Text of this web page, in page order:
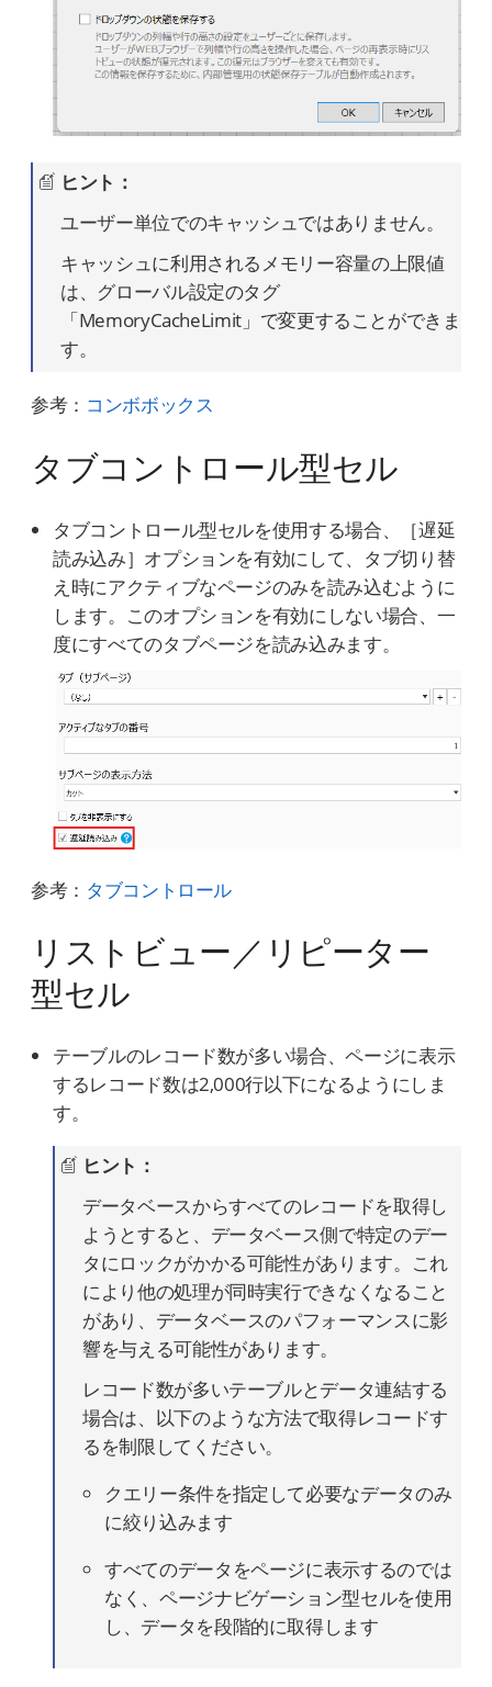
ヒント：
ユーザー単位でのキャッシュではありません。
キャッシュに利用されるメモリー容量の上限値
は、グローバル設定のタグ
「MemoryCacheLimit」で変更することができま
す。
参考： コンボボックス
タブコントロール型セル
タブコントロール型セルを使用する場合、［遅延
読み込み］オプションを有効にして、タブ切り替
え時にアクティブなページのみを読み込むように
します。このオプションを有効にしない場合、一
度にすべてのタブページを読み込みます。
参考： タブコントロール
リストビュー／リピーター
型セル
テーブルのレコード数が多い場合、ページに表示
するレコード数は2,000行以下になるようにしま
す。
ヒント：
データベースからすべてのレコードを取得し
ようとすると、データベース側で特定のデー
タにロックがかかる可能性があります。これ
により他の処理が同時実行できなくなること
があり、データベースのパフォーマンスに影
響を与える可能性があります。
レコード数が多いテーブルとデータ連結する
場合は、以下のような方法で取得レコードす
るを制限してください。
クエリー条件を指定して必要なデータのみ
に絞り込みます
すべてのデータをページに表示するのでは
なく、ページナビゲーション型セルを使用
し、データを段階的に取得します